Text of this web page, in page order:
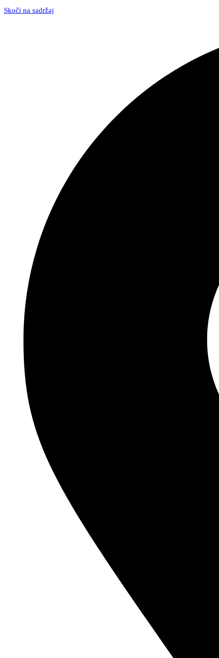
Skoči na sadržaj